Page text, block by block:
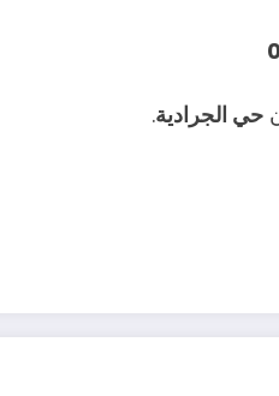
حي الجرادية.